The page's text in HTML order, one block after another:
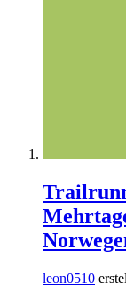
leon0510